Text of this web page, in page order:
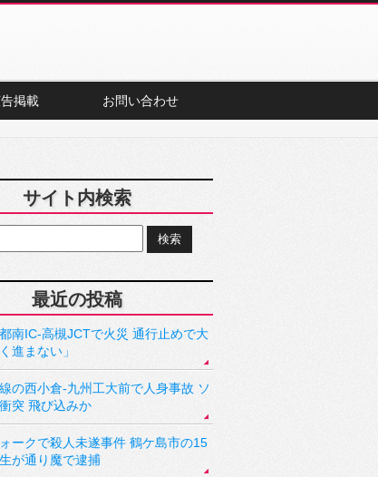
掲載 お問い合わせ
サイト内検索
最近の投稿
南IC-高槻JCTで火災 通行止めで大
進まない」
の西小倉-九州工大前で人身事故 ソ
突 飛び込みか
ークで殺人未遂事件 鶴ケ島市の15
が通り魔で逮捕